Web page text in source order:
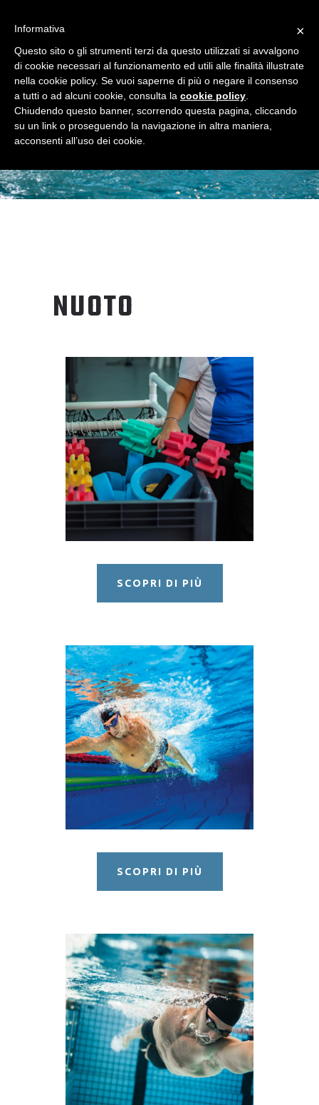
NUOTO
NUOTO
NUOTO
ACQUAGYM
SCOPRI DI PIÙ
NUOTO
PRE – AGONISTICA
SCOPRI DI PIÙ
NUOTO
AGONISTICA
×
Informativa
Questo sito o gli strumenti terzi da questo utilizzati si avvalgono
di cookie necessari al funzionamento ed utili alle finalità illustrate
nella cookie policy. Se vuoi saperne di più o negare il consenso
a tutti o ad alcuni cookie, consulta la cookie policy
Chiudendo questo banner, scorrendo questa pagina, cliccando
su un link o proseguendo la navigazione in altra maniera,
acconsenti all’uso dei cookie.